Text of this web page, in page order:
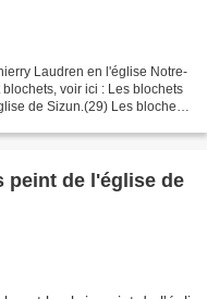
Laudren en l'église Notre-
voir ici : Les blochets
de Sizun.(29) Les blochets
peint de l'église de